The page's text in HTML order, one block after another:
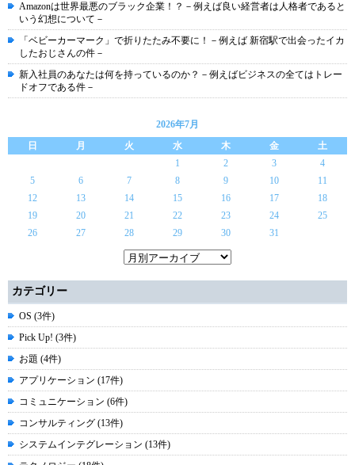
Amazonは世界最悪のブラック企業！？－例えば良い経営者は人格者であると
いう幻想について－
「ベビーカーマーク」で折りたたみ不要に！－例えば 新宿駅で出会ったイカ
したおじさんの件－
新入社員のあなたは何を持っているのか？－例えばビジネスの全てはトレー
ドオフである件－
2026年7月
日
月 火 水 木 金
土
1
2 3
4
5
6 7 8 9 10
11
12
13 14 15 16 17
18
19
20 21 22 23 24
25
26
27 28 29 30 31
カテゴリー
OS (3件)
Pick Up! (3件)
お題 (4件)
アプリケーション (17件)
コミュニケーション (6件)
コンサルティング (13件)
システムインテグレーション (13件)